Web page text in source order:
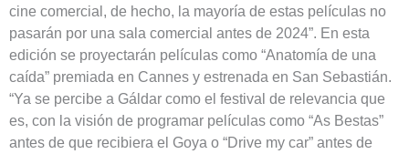
cine comercial, de hecho, la mayoría de estas películas no
pasarán por una sala comercial antes de 2024”. En esta
edición se proyectarán películas como “Anatomía de una
caída” premiada en Cannes y estrenada en San Sebastián.
“Ya se percibe a Gáldar como el festival de relevancia que
es, con la visión de programar películas como “As Bestas”
antes de que recibiera el Goya o “Drive my car” antes de